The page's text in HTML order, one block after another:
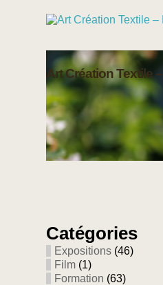
Art Création Textile
Catégories
Expositions (46)
Film (1)
Formation (63)